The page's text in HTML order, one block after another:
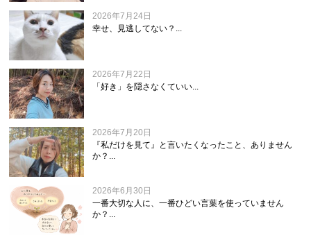
2026年7月24日
幸せ、見逃してない？...
2026年7月22日
「好き」を隠さなくていい...
2026年7月20日
『私だけを見て』と言いたくなったこと、ありません
か？...
2026年6月30日
一番大切な人に、一番ひどい言葉を使っていません
か？...